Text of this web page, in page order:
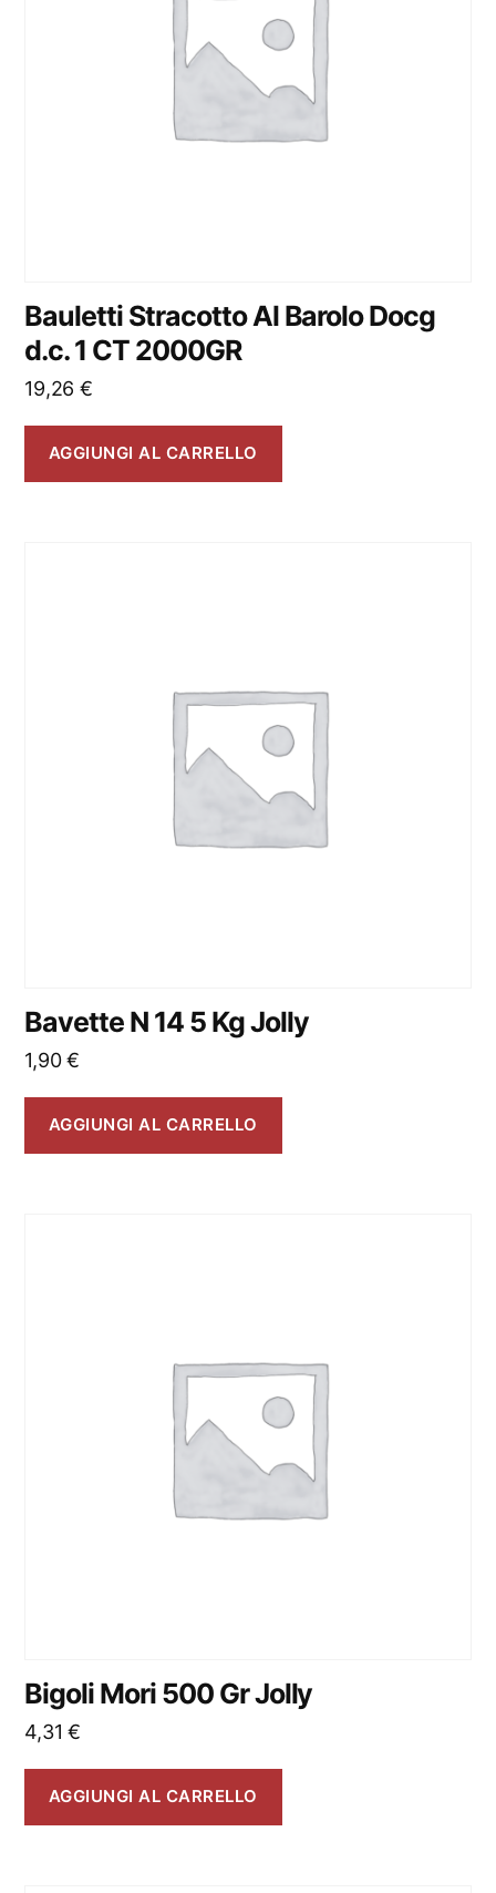
Bauletti Stracotto Al Barolo Docg
d.c. 1 CT 2000GR
19,26 €
AGGIUNGI AL CARRELLO
Bavette N 14 5 Kg Jolly
1,90€
AGGIUNGI AL CARRELLO
Bigoli Mori 500 Gr Jolly
4,31€
AGGIUNGI AL CARRELLO